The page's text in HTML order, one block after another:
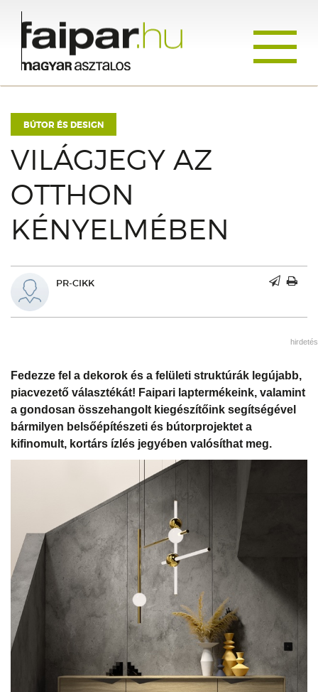
BÚTOR ÉS DESIGN
VILÁGJEGY AZ
OTTHON
KÉNYELMÉBEN
PR-CIKK
hirdetés
Fedezze fel a dekorok és a felületi struktúrák legújabb,
piacvezető választékát! Faipari laptermékeink, valamint
a gondosan összehangolt kiegészítőink segítségével
bármilyen belsőépítészeti és bútorprojektet a
kifinomult, kortárs ízlés jegyében valósíthat meg.